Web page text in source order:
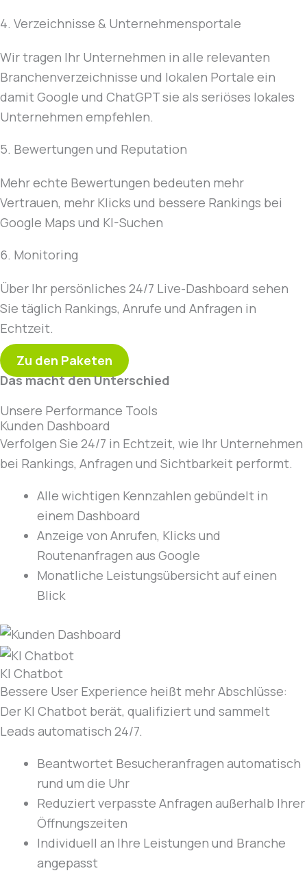
4. Verzeichnisse & Unternehmensportale
Wir tragen Ihr Unternehmen in alle relevanten
Branchenverzeichnisse und lokalen Portale ein
damit Google und ChatGPT sie als seriöses lokales
Unternehmen empfehlen.
5. Bewertungen und Reputation
Mehr echte Bewertungen bedeuten mehr
Vertrauen, mehr Klicks und bessere Rankings bei
Google Maps und KI-Suchen
6. Monitoring
Über Ihr persönliches 24/7 Live-Dashboard sehen
Sie täglich Rankings, Anrufe und Anfragen in
Echtzeit.
Zu den Paketen
Das macht den Unterschied
Unsere Performance Tools
Kunden Dashboard
Verfolgen Sie 24/7 in Echtzeit, wie Ihr Unternehmen
bei Rankings, Anfragen und Sichtbarkeit performt.
Alle wichtigen Kennzahlen gebündelt in
einem Dashboard
Anzeige von Anrufen, Klicks und
Routenanfragen aus Google
Monatliche Leistungsübersicht auf einen
Blick
KI Chatbot
Bessere User Experience heißt mehr Abschlüsse:
Der KI Chatbot berät, qualifiziert und sammelt
Leads automatisch 24/7.
Beantwortet Besucheranfragen automatisch
rund um die Uhr
Reduziert verpasste Anfragen außerhalb Ihrer
Öffnungszeiten
Individuell an Ihre Leistungen und Branche
angepasst